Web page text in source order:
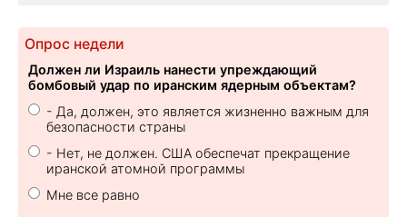
Опрос недели
Должен ли Израиль нанести упреждающий
бомбовый удар по иранским ядерным объектам?
- Да, должен, это является жизненно важным для
безопасности страны
- Нет, не должен. США обеспечат прекращение
иранской атомной программы
Мне все равно